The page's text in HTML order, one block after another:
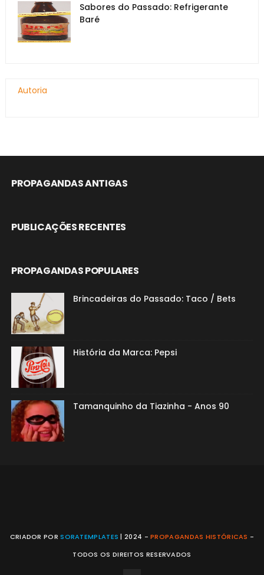
Sabores do Passado: Refrigerante
Baré
Autoria
PROPAGANDAS ANTIGAS
PUBLICAÇÕES RECENTES
PROPAGANDAS POPULARES
Brincadeiras do Passado: Taco / Bets
História da Marca: Pepsi
Tamanquinho da Tiazinha - Anos 90
CRIADOR PORSORATEMPLATES | 2024 -PROPAGANDAS HISTÓRICAS -
TODOS OS DIREITOS RESERVADOS